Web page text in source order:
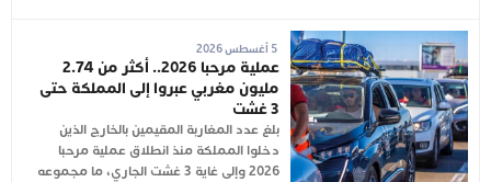
5 أغسطس 2026
عملية مرحبا 2026.. أكثر من 2.74
مليون مغربي عبروا إلى المملكة حتى
3 غشت
بلغ عدد المغاربة المقيمين بالخارج الذين
دخلوا المملكة منذ انطلاق عملية مرحبا
2026 وإلى غاية 3 غشت الجاري، ما مجموعه